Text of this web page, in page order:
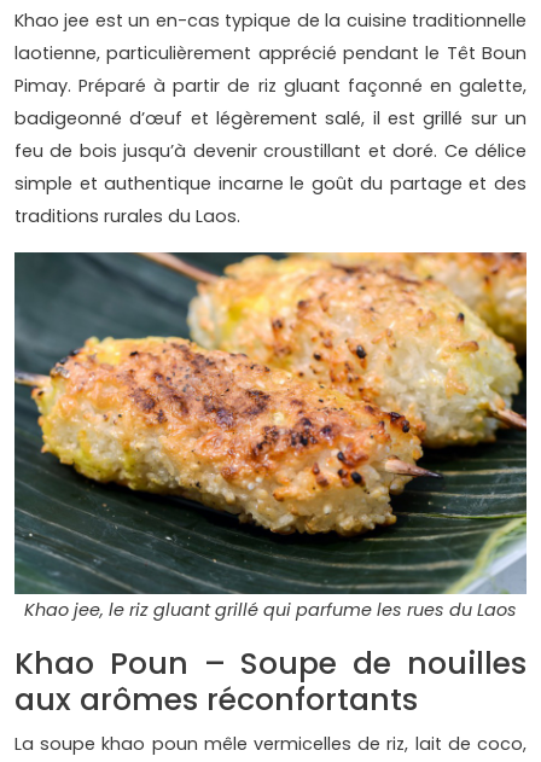
Khao jee est un en-cas typique de la cuisine traditionnelle
laotienne, particulièrement apprécié pendant le Têt Boun
Pimay. Préparé à partir de riz gluant façonné en galette,
badigeonné d’œuf et légèrement salé, il est grillé sur un
feu de bois jusqu’à devenir croustillant et doré. Ce délice
simple et authentique incarne le goût du partage et des
traditions rurales du Laos.
Khao jee, le riz gluant grillé qui parfume les rues du Laos
Khao Poun – Soupe de nouilles
aux arômes réconfortants
La soupe khao poun mêle vermicelles de riz, lait de coco,